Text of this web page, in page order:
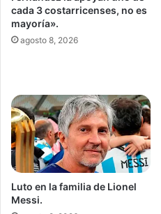
cada 3 costarricenses, no es
mayoría».
agosto 8, 2026
Luto en la familia de Lionel
Messi.